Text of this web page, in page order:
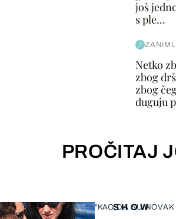
još
s ple...
Netko
zbog
zbog
duguju
PROČITAJ
SHOW
"KAO DA SU